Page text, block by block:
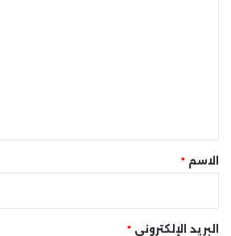
* الاسم *
البريد الإلكتروني *